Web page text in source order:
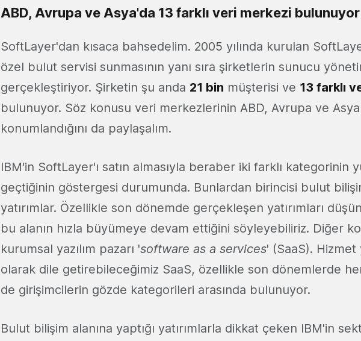
ABD, Avrupa ve Asya'da 13 farklı veri merkezi bulunuyor
SoftLayer'dan kısaca bahsedelim. 2005 yılında kurulan
özel bulut servisi sunmasının yanı sıra şirketlerin sunucu
gerçekleştiriyor. Şirketin şu anda 21 bin müşterisi ve 13 farklı
bulunuyor. Söz konusu veri merkezlerinin ABD, Avrupa ve
konumlandığını da paylaşalım.
IBM'in SoftLayer'ı satın almasıyla beraber iki farklı kategorinin
geçtiğinin göstergesi durumunda. Bunlardan birincisi bulut
yatırımlar. Özellikle son dönemde gerçekleşen yatırımları
bu alanın hızla büyümeye devam ettiğini söyleyebiliriz. Diğer
kurumsal yazılım pazarı 'software as a services' (SaaS). Hizmet
olarak dile getirebileceğimiz SaaS, özellikle son dönemlerde
de girişimcilerin gözde kategorileri arasında bulunuyor.
Bulut bilişim alanına yaptığı yatırımlarla dikkat çeken IBM'in